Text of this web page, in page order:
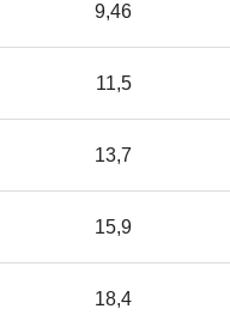
9,46
11,5
13,7
15,9
18,4